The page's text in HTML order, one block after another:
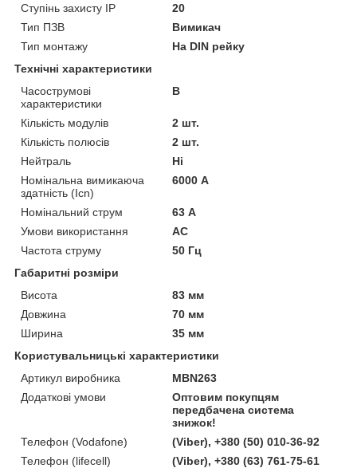
Ступінь захисту IP
20
Тип ПЗВ
Вимикач
Тип монтажу
На DIN рейку
Технічні характеристики
Часострумові
характеристики
B
Кількість модулів
2 шт.
Кількість полюсів
2 шт.
Нейтраль
Ні
Номінальна вимикаюча
здатність (Icn)
6000 А
Номінальний струм
63 А
Умови використання
АС
Частота струму
50 Гц
Габаритні розміри
Висота
83 мм
Довжина
70 мм
Ширина
35 мм
Користувальницькі характеристики
Артикул виробника
MBN263
Додаткові умови
Оптовим покупцям
передбачена система
знижок!
Телефон (Vodafone)
(Viber), +380 (50) 010-36-92
Телефон (lifecell)
(Viber), +380 (63) 761-75-61